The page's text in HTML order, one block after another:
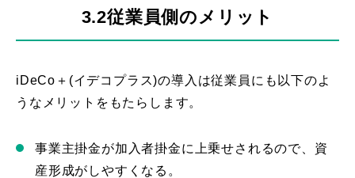
3.2従業員側のメリット
iDeCo＋(イデコプラス)の導入は従業員にも以下のよ
うなメリットをもたらします。
事業主掛金が加入者掛金に上乗せされるので、資
産形成がしやすくなる。